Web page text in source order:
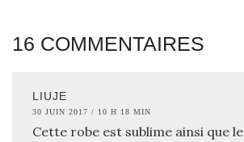
16 COMMENTAIRES
LIUJE
30 JUIN 2017 / 10 H 18 MIN
Cette robe est sublime ainsi que